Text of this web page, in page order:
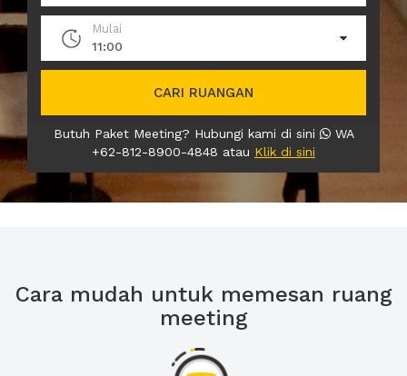
Mulai
11:00
CARI RUANGAN
Butuh Paket Meeting? Hubungi kami di sini
WA
+62-812-8900-4848 atau Klik di sini
Cara mudah untuk memesan ruang
meeting